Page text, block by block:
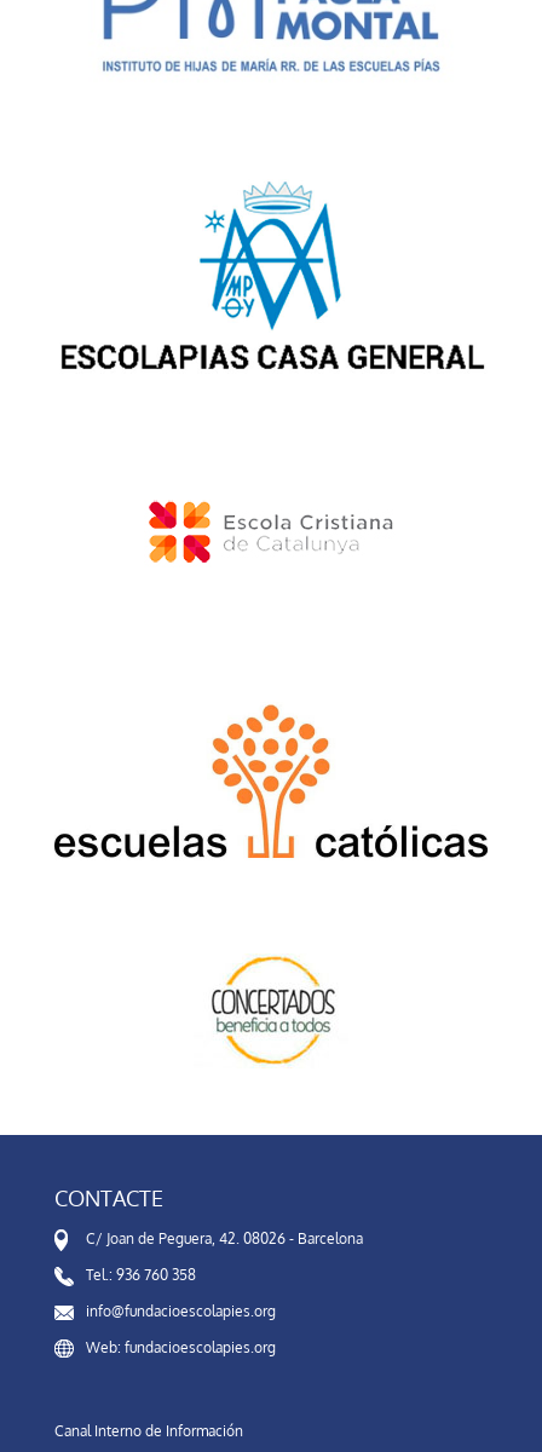
CONTACTE
C/ Joan de Peguera, 42. 08026 - Barcelona
Tel.: 936 760 358
info@fundacioescolapies.org
Web: fundacioescolapies.org
Canal Interno de Información